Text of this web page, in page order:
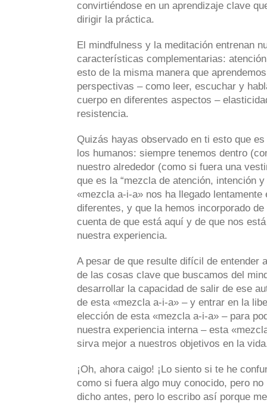
convirtiéndose en un aprendizaje clave
dirigir la práctica.
El mindfulness y la meditación entrenan
características complementarias:
esto de la misma manera que
perspectivas – como leer, escuchar y
cuerpo en diferentes aspectos –
resistencia.
Quizás hayas observado en ti esto que
los humanos: siempre tenemos dentro
nuestro alrededor (como si fuera una
que es la “mezcla de atención, intención
«mezcla a-i-a» nos ha llegado
diferentes, y que la hemos incorporado
cuenta de que está aquí y de que nos
nuestra experiencia.
A pesar de que resulte difícil de entender
de las cosas clave que buscamos del
desarrollar la capacidad de salir de ese
de esta «mezcla a-i-a» – y entrar en la
elección de esta «mezcla a-i-a» – para
nuestra experiencia interna – esta
sirva mejor a nuestros objetivos en la
¡Oh, ahora caigo! ¡Lo siento si te he
como si fuera algo muy conocido, pero
dicho antes, pero lo escribo así porque